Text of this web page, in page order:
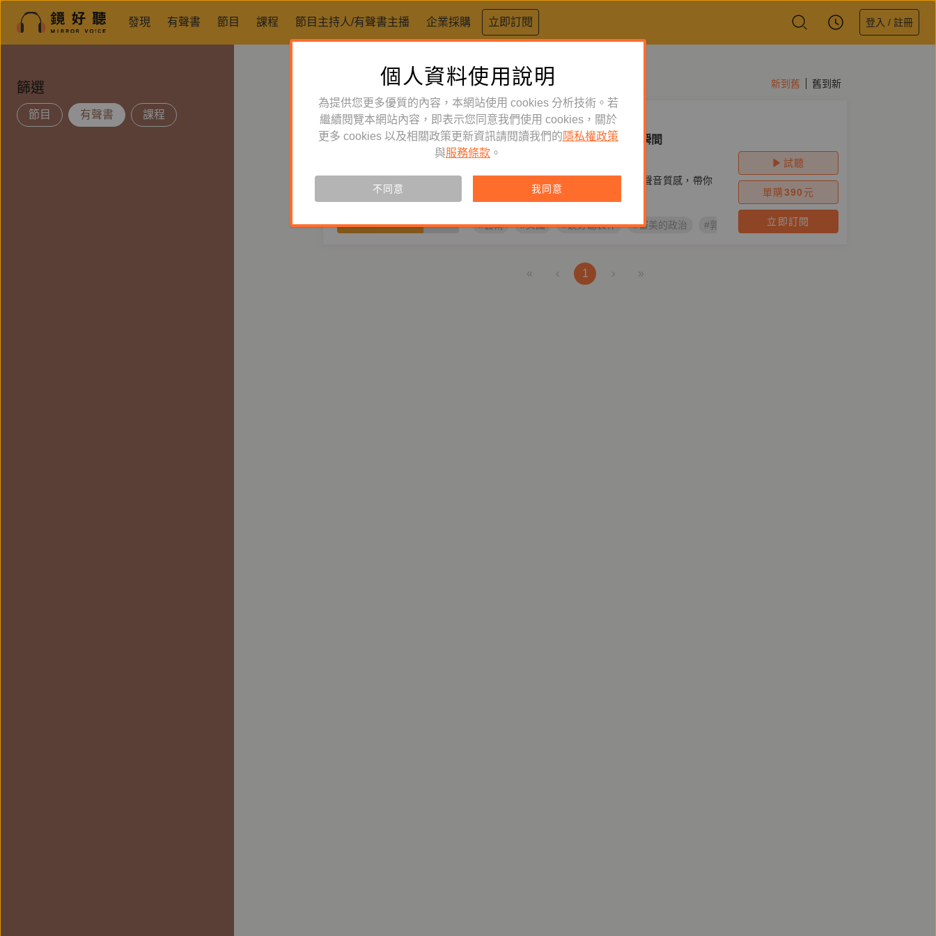
發現 有聲書 節目 課程 節目主持人/有聲書主播 企業採購 立即訂閱 登入 / 註冊
篩選
節目 有聲書 課程
新到舊 舊到新
訂閱 有聲書 人文史哲
審美的政治：英國藝術運動的十個瞬間
主播
鏡好聽主播張怡沁，以具知性及優雅的聲音質感，帶你
進入英國藝術運動的十個瞬間。
#藝術 #英國 #鏡好聽製作 #審美的政治 #郭婷 #威廉‧布雷克
試聽
單購390 元
立即訂閱
« ‹ 1 › »
個人資料使用說明
為提供您更多優質的內容，本網站使用 cookies 分析技術。若
繼續閱覽本網站內容，即表示您同意我們使用 cookies，關於
更多 cookies 以及相關政策更新資訊請閱讀我們的 隱私權政策
與服務條款 。
不同意 我同意